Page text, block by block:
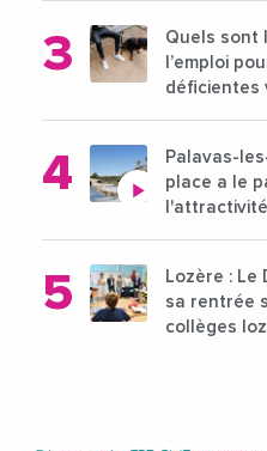
Quels sont
l’emploi
déficientes
Palavas-
place a le
Lozère :
sa rentrée
collèges